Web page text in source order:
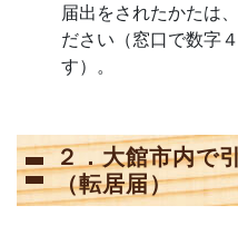
届出をされたかたは
ださい（窓口で数字
す）。
２．大館市内で
（転居届）